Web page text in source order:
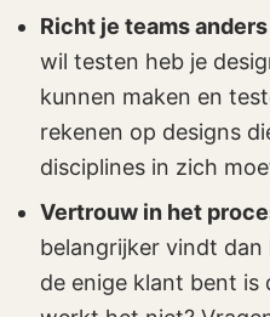
Richt je teams
wil testen heb je
kunnen maken en
rekenen op designs
disciplines in zich
Vertrouw in het
belangrijker vindt
de enige klant bent